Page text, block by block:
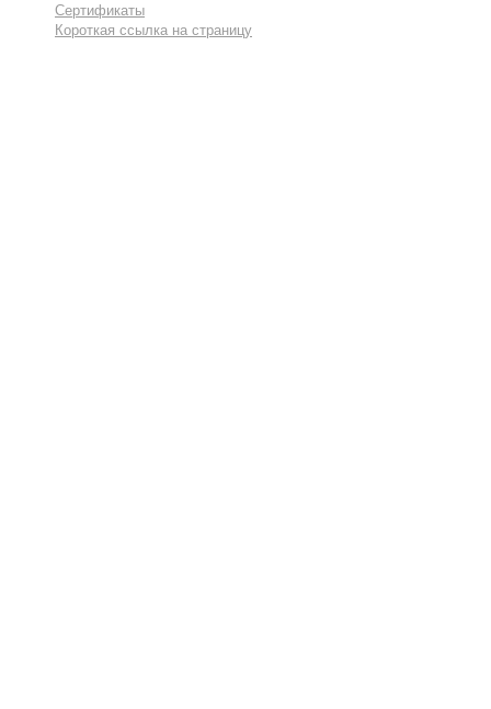
Сертификаты
Короткая ссылка на страницу